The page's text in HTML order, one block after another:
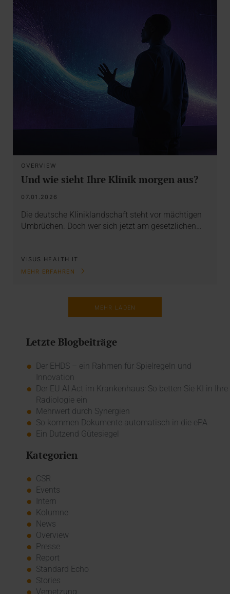
OVERVIEW
Und wie sieht Ihre Klinik morgen aus?
07.01.2026
Die deutsche Kliniklandschaft steht vor mächtigen
Umbrüchen. Doch wer sich jetzt am gesetzlichen…
VISUS HEALTH IT
MEHR ERFAHREN
MEHR LADEN
Letzte Blogbeiträge
Der EHDS – ein Rahmen für Spielregeln und
Innovation
Der EU AI Act im Krankenhaus: So betten Sie KI in Ihre
Radiologie ein
Mehrwert durch Synergien
So kommen Dokumente automatisch in die ePA
Ein Dutzend Gütesiegel
Kategorien
CSR
Events
Intern
Kolumne
News
Overview
Presse
Report
Standard Echo
Stories
Vernetzung